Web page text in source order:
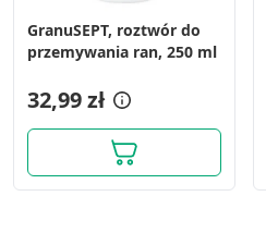
GranuSEPT, roztwór do
przemywania ran, 250 ml
32,99 zł